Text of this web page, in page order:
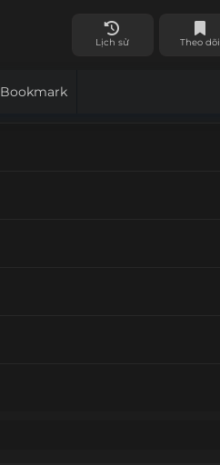
Lịch sử Theo dõi
Bookmark